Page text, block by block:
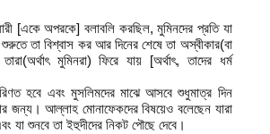
[একে অপরকে] বলাবলি করছিল, মুমিনদের প্রতি যা
শুরুতে তা বিশ্বাস কর আর দিনের শেষে তা অস্বীকার(বা
মুমিনরা) ফিরে যায় [অর্থাৎ, তাদের ধর্ম
হবে এবং মুসলিমদের মাঝে আসবে শুধুমাত্র দিন
জন্য। আল্লাহ মোনাফেকদের বিষয়েও বলেছেন যারা
যা শুনবে তা ইহুদীদের নিকট পৌছে দেবে।